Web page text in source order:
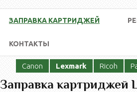
ЗАПРАВКА КАРТРИДЖЕЙ
КОНТАКТЫ
Canon Lexmark Ricoh
Заправка картриджей